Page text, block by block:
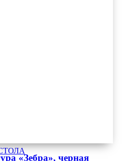
«Зебра», черная